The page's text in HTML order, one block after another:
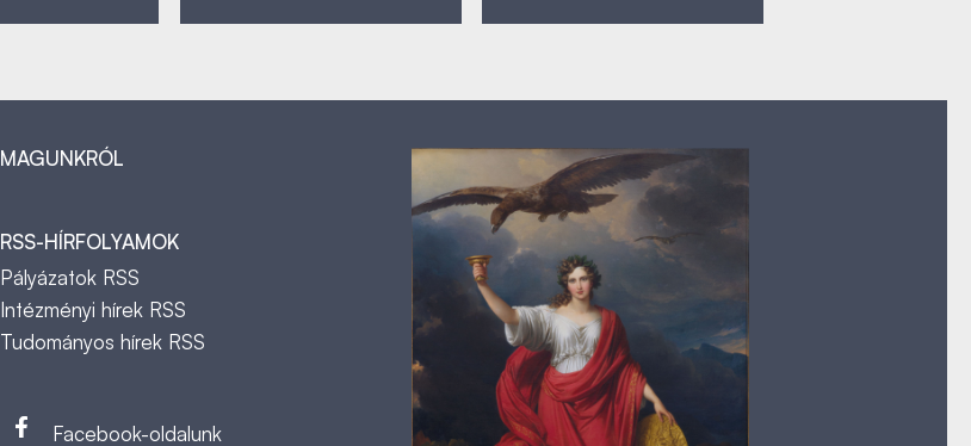
MAGUNKRÓL
RSS-HÍRFOLYAMOK
Pályázatok RSS
Intézményi hírek RSS
Tudományos hírek RSS
Facebook-oldalunk